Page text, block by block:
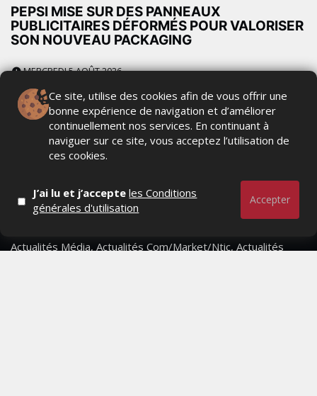
PEPSI MISE SUR DES PANNEAUX
PUBLICITAIRES DÉFORMÉS POUR VALORISER
SON NOUVEAU PACKAGING
MERCREDI 5 AOÛT 2026
Ce site, utilise des cookies afin de vous offrir une
bonne expérience de navigation et d’améliorer
continuellement nos services. En continuant à
naviguer sur ce site, vous acceptez l’utilisation de
ces cookies.
J’ai lu et j’accepteles Conditions
générales d'utilisation
Accepter
Actualités Média, Actualités Com/Market/Ntic, Actualités